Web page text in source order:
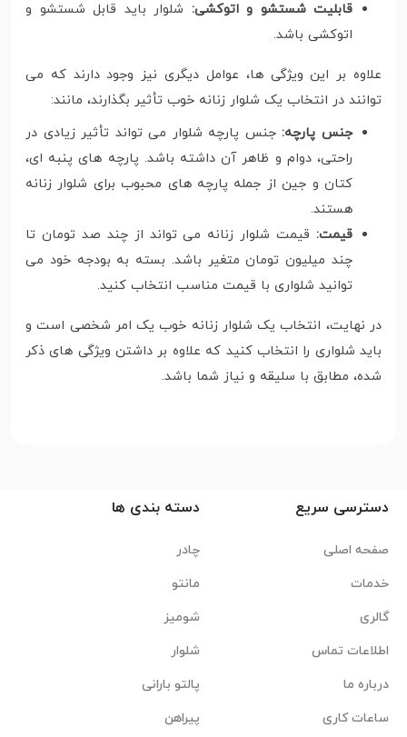
قابلیت شستشو و اتوکشی: شلوار باید قابل شستشو و
اتوکشی باشد.
علاوه بر این ویژگی ها، عوامل دیگری نیز وجود دارند که می
توانند در انتخاب یک شلوار زنانه خوب تأثیر بگذارند، مانند:
جنس پارچه: جنس پارچه شلوار می تواند تأثیر زیادی در
راحتی، دوام و ظاهر آن داشته باشد. پارچه های پنبه ای،
کتان و جین از جمله پارچه های محبوب برای شلوار زنانه
هستند.
قیمت: قیمت شلوار زنانه می تواند از چند صد تومان تا
چند میلیون تومان متغیر باشد. بسته به بودجه خود می
توانید شلواری با قیمت مناسب انتخاب کنید.
در نهایت، انتخاب یک شلوار زنانه خوب یک امر شخصی است و
باید شلواری را انتخاب کنید که علاوه بر داشتن ویژگی های ذکر
شده، مطابق با سلیقه و نیاز شما باشد.
دسترسی سریع
صفحه اصلی
خدمات
گالری
اطلاعات تماس
درباره ما
ساعات کاری
دسته بندی ها
چادر
مانتو
شومیز
شلوار
پالتو بارانی
پیراهن